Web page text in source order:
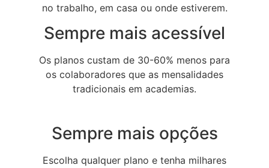
no trabalho, em casa ou onde estiverem.
Sempre mais acessível
Os planos custam de 30-60% menos para
os colaboradores que as mensalidades
tradicionais em academias.
Sempre mais opções
Escolha qualquer plano e tenha milhares